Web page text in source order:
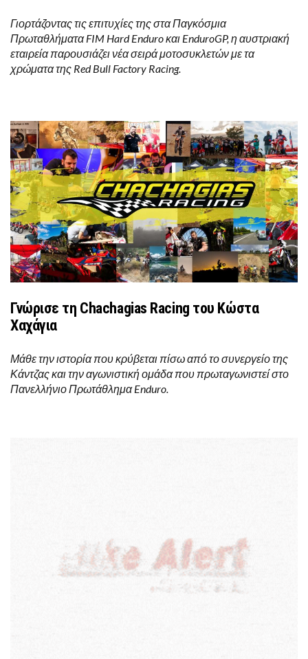
Γιορτάζοντας τις επιτυχίες της στα Παγκόσμια
Πρωταθλήματα FIM Hard Enduro και EnduroGP, η αυστριακή
εταιρεία παρουσιάζει νέα σειρά μοτοσυκλετών με τα
χρώματα της Red Bull Factory Racing.
Γνώρισε τη Chachagias Racing του Κώστα
Χαχάγια
Μάθε την ιστορία που κρύβεται πίσω από το συνεργείο της
Κάντζας και την αγωνιστική ομάδα που πρωταγωνιστεί στο
Πανελλήνιο Πρωτάθλημα Enduro.